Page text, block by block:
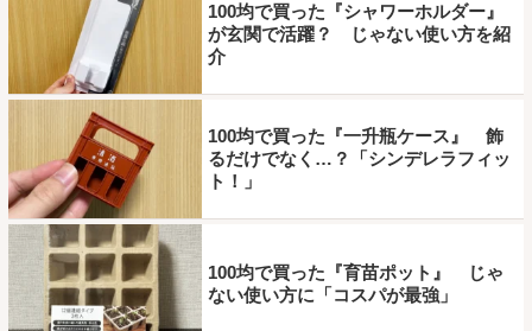
100均で買った『シャワーホルダー』
が玄関で活躍？ じゃない使い方を紹
介
100均で買った『一升瓶ケース』 飾
るだけでなく…？「シンデレラフィッ
ト！」
100均で買った『育苗ポット』 じゃ
ない使い方に「コスパが最強」